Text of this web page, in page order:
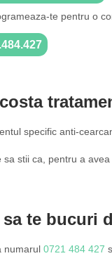
te pentru o
specific anti-
sa stii ca, pentru a
sa te bucuri
numarul 0721 484 427